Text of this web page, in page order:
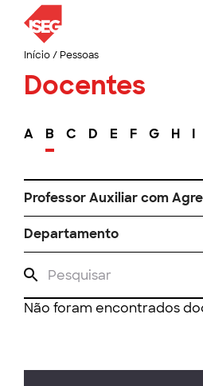
Início/ Pessoas
Docentes
A B C D E F G H I
Professor Auxiliar com
Departamento
Não foram encontrados